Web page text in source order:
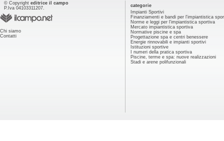
© Copyright editrice il campo
P.Iva 04103311207.
Chi siamo
Contatti
categorie
Impianti Sportivi
Finanziamenti e bandi per l'impiantistica
Norme e leggi per l'impiantistica sportiva
Mercato impiantistica sportiva
Normative piscine e spa
Progettazione spa e centri benessere
Energie rinnovabili e impianti sportivi
Istituzioni sportive
I numeri della pratica sportiva
Piscine, terme e spa: nuove realizzazioni
Stadi e arene polifunzionali